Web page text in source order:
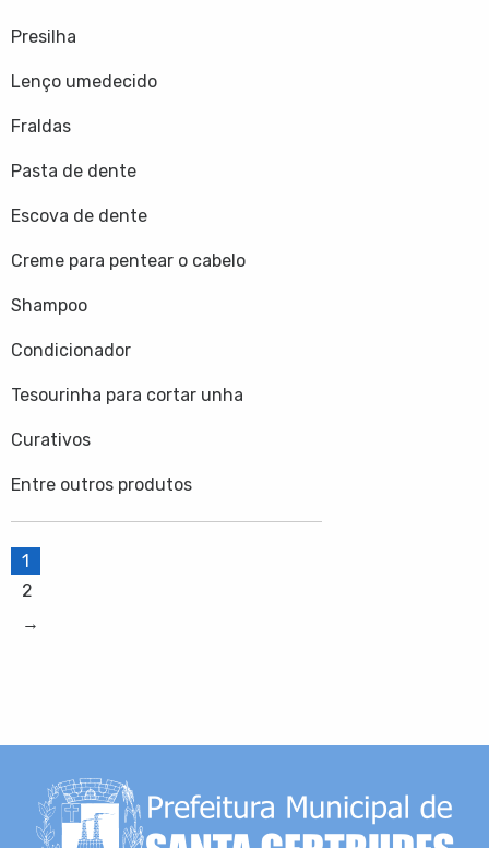
Presilha
Lenço umedecido
Fraldas
Pasta de dente
Escova de dente
Creme para pentear o cabelo
Shampoo
Condicionador
Tesourinha para cortar unha
Curativos
Entre outros produtos
1
2
→